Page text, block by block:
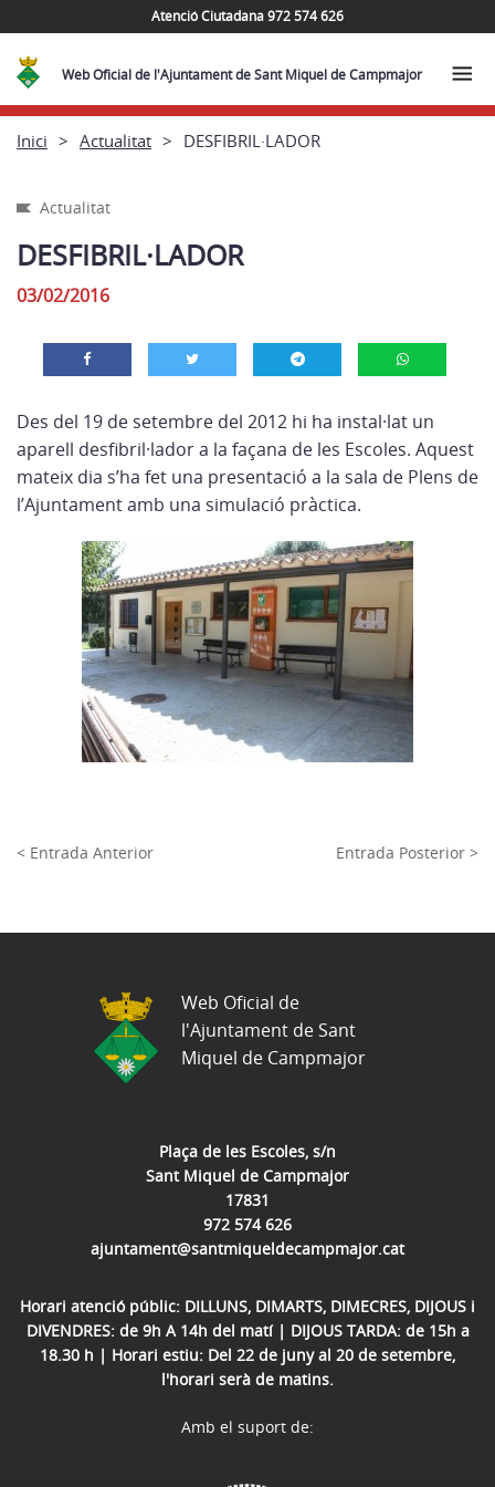
Atenció Ciutadana 972 574 626
Web Oficial de l'Ajuntament de Sant Miquel de Campmajor
Inici Actualitat DESFIBRIL·LADOR
Actualitat
DESFIBRIL·LADOR
03/02/2016
Des del 19 de setembre del 2012 hi ha instal·lat un
aparell desfibril·lador a la façana de les Escoles. Aquest
mateix dia s’ha fet una presentació a la sala de Plens de
l’Ajuntament amb una simulació pràctica.
< Entrada Anterior Entrada Posterior >
Plaça de les Escoles, s/n
Sant Miquel de Campmajor
17831
972 574 626
ajuntament@santmiqueldecampmajor.cat
Horari atenció públic: DILLUNS, DIMARTS, DIMECRES, DIJOUS i
DIVENDRES: de 9h A 14h del matí | DIJOUS TARDA: de 15h a
18.30 h | Horari estiu: Del 22 de juny al 20 de setembre,
l'horari serà de matins.
Web Oficial de
l'Ajuntament de Sant
Miquel de Campmajor
Amb el suport de: